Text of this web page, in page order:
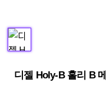
디젤 Holy-B 홀리 B